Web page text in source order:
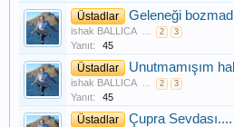
Üstadlar Geleneği
ishak BALLICA ... 2 3
Yanıt: 45
Üstadlar Unutmamışım
ishak BALLICA ... 2 3
Yanıt: 45
Üstadlar Çupra Sevdası....